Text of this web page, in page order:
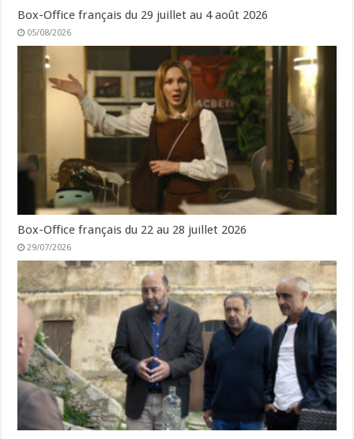
Box-Office français du 29 juillet au 4 août 2026
05/08/2026
Box-Office français du 22 au 28 juillet 2026
29/07/2026